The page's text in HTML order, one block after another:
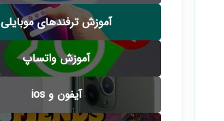
آموزش ترفندهای موبایلی
آموزش واتساپ
آیفون و ios